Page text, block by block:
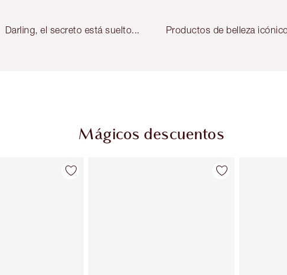
Darling, el secreto está suelto... Productos de belleza
Mágicos descuentos